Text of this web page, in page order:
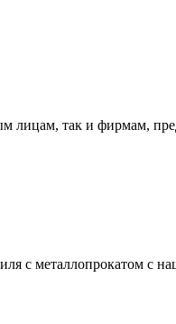
лицам, так и фирмам,
с металлопрокатом с